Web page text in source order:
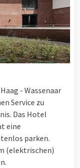
- Wassenaar
Service zu
Das Hotel
eine
parken.
(elektrischen)